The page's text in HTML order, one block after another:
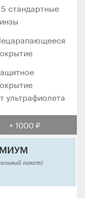
стандартные
ультрафиолета
+ 1000 ₽
пакет)